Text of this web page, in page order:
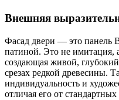
Внешняя
Фасад двери — это панель
патиной. Это не имитация,
создающая живой,
срезах редкой древесины.
индивидуальность и
отличая его от